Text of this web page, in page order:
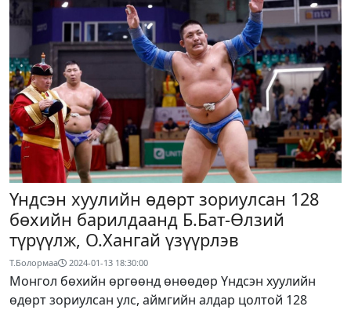
Үндсэн хуулийн өдөрт зориулсан 128
бөхийн барилдаанд Б.Бат-Өлзий
түрүүлж, О.Хангай үзүүрлэв
Т.Болормаа 2024-01-13 18:30:00
Монгол бөхийн өргөөнд өнөөдөр Үндсэн хуулийн
өдөрт зориулсан улс, аймгийн алдар цолтой 128